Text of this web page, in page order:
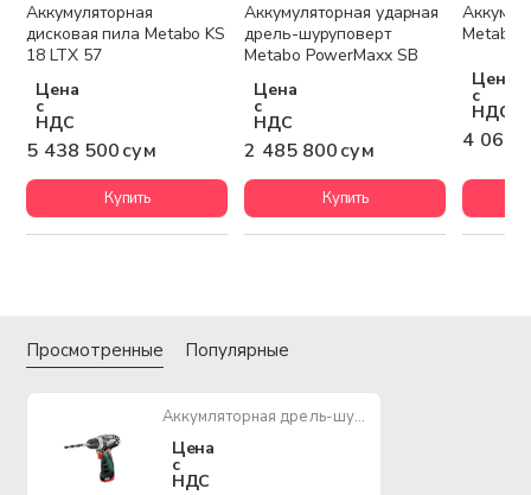
Бесплатная доставка
Аккумуляторная
дисковая пила Metabo KS
18 LTX 57
Цена
с
НДС
5 438 500 сум
Купить
Бесплатная доставка
Аккумуляторная ударная
дрель-шуруповерт
Metabo PowerMaxx SB
Цена
с
НДС
2 485 800 сум
Купить
Metabo
Цена
с
НДС
4 067
Просмотренные Популярные
Аккумляторная дрель-шуруповерт POWERMAXX BS BASIC
Цена
с
НДС